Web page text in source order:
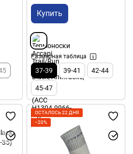
Купить
Размерная таблица
37-39 39-41 42-44
45-47
ОСТАЛОСЬ 22 ДНЯ
−20%